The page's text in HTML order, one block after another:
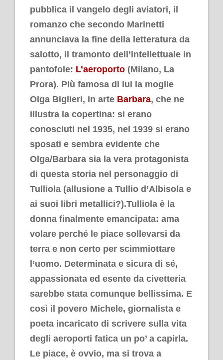
pubblica il vangelo degli aviatori, il
romanzo che secondo Marinetti
annunciava la fine della letteratura da
salotto, il tramonto dell’intellettuale in
pantofole: L’aeroporto (Milano, La
Prora). Più famosa di lui la moglie
Olga Biglieri, in arte Barbara, che ne
illustra la copertina: si erano
conosciuti nel 1935, nel 1939 si erano
sposati e sembra evidente che
Olga/Barbara sia la vera protagonista
di questa storia nel personaggio di
Tulliola (allusione a Tullio d’Albisola e
ai suoi libri metallici?).Tulliola è la
donna finalmente emancipata: ama
volare perché le piace sollevarsi da
terra e non certo per scimmiottare
l’uomo. Determinata e sicura di sé,
appassionata ed esente da civetteria
sarebbe stata comunque bellissima. E
così il povero Michele, giornalista e
poeta incaricato di scrivere sulla vita
degli aeroporti fatica un po’ a capirla.
Le piace, è ovvio, ma si trova a